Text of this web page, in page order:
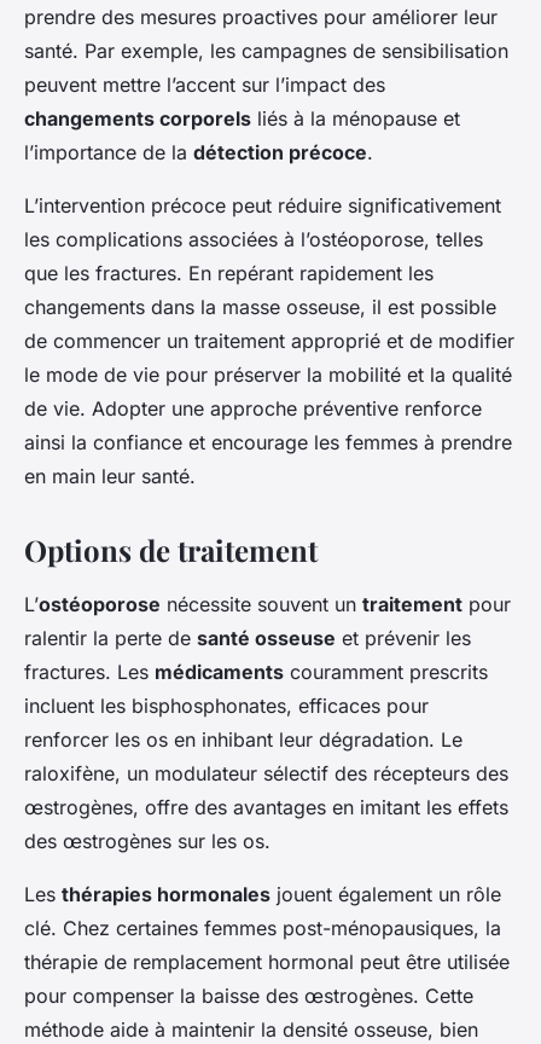
prendre des mesures proactives pour améliorer leur
santé. Par exemple, les campagnes de sensibilisation
peuvent mettre l’accent sur l’impact des
changements corporels liés à la ménopause et
l’importance de la détection précoce.
L’intervention précoce peut réduire significativement
les complications associées à l’ostéoporose, telles
que les fractures. En repérant rapidement les
changements dans la masse osseuse, il est possible
de commencer un traitement approprié et de modifier
le mode de vie pour préserver la mobilité et la qualité
de vie. Adopter une approche préventive renforce
ainsi la confiance et encourage les femmes à prendre
en main leur santé.
Options de traitement
L’ostéoporose nécessite souvent un traitement pour
ralentir la perte de santé osseuse et prévenir les
fractures. Les médicaments couramment prescrits
incluent les bisphosphonates, efficaces pour
renforcer les os en inhibant leur dégradation. Le
raloxifène, un modulateur sélectif des récepteurs des
œstrogènes, offre des avantages en imitant les effets
des œstrogènes sur les os.
Les thérapies hormonales jouent également un rôle
clé. Chez certaines femmes post-ménopausiques, la
thérapie de remplacement hormonal peut être utilisée
pour compenser la baisse des œstrogènes. Cette
méthode aide à maintenir la densité osseuse, bien